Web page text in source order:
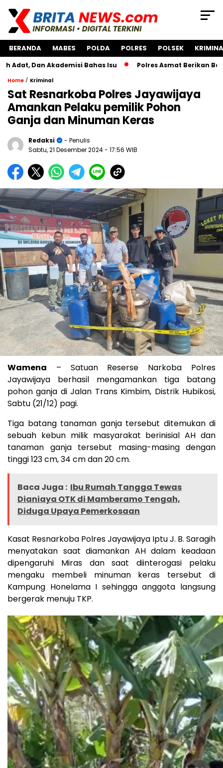
BERANDA MABES POLDA POLRES POLSEK
Bahas Isu Polres Asmat Berikan Bantuan
Home / Kriminal
Sat Resnarkoba Polres Jayawijaya
Amankan Pelaku pemilik Pohon
Ganja dan Minuman Keras
Redaksi
- Penulis
Sabtu, 21 Desember 2024- 17:56 WIB
Wamena – Satuan Reserse Narkoba Polres
Jayawijaya berhasil mengamankan tiga batang
pohon ganja di Jalan Trans Kimbim, Distrik Hubikosi,
Sabtu (21/12) pagi.
Tiga batang tanaman ganja tersebut ditemukan di
sebuah kebun milik masyarakat berinisial AH dan
tanaman ganja tersebut masing-masing dengan
tinggi 123 cm, 34 cm dan 20 cm.
Baca Juga : Ibu Rumah Tangga Tewas
Dianiaya OTK di Mamberamo Tengah,
Diduga Upaya Pemerkosaan
Kasat Resnarkoba Polres Jayawijaya Iptu J. B. Saragih
menyatakan saat diamankan AH dalam keadaan
dipengaruhi Miras dan saat diinterogasi pelaku
mengaku membeli minuman keras tersebut di
Kampung Honelama I sehingga anggota langsung
bergerak menuju TKP.